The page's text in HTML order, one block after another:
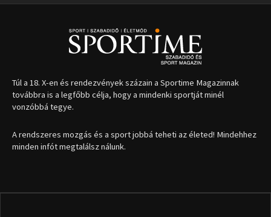
1035 Budapest, Miklós u. 7.
+36 30 471 1373